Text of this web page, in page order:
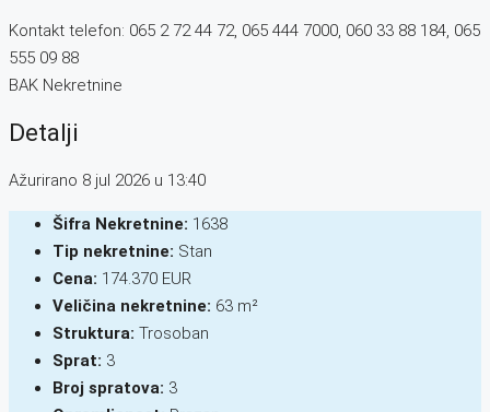
Kontakt telefon: 065 2 72 44 72, 065 444 7000, 060 33 88 184, 065
555 09 88
BAK Nekretnine
Detalji
Ažurirano 8 jul 2026 u 13:40
Šifra Nekretnine: 1638
Tip nekretnine: Stan
Cena: 174.370 EUR
Veličina nekretnine: 63 m²
Struktura: Trosoban
Sprat: 3
Broj spratova: 3